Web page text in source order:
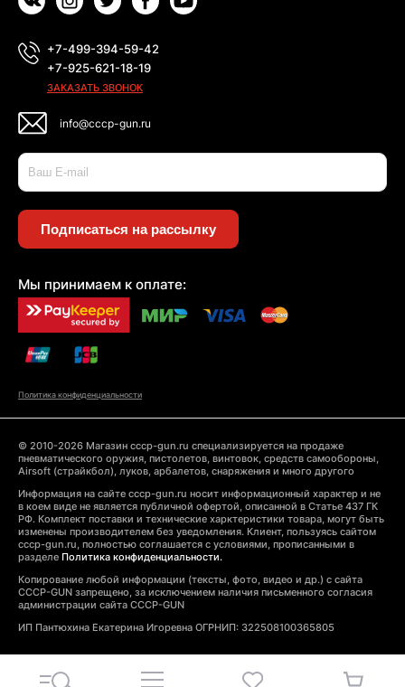
+7-499-394-59-42
+7-925-621-18-19
ЗАКАЗАТЬ ЗВОНОК
info@cccp-gun.ru
Подписаться на рассылку
Мы принимаем к оплате:
Политика конфиденциальности
© 2010-2026 Магазин cccp-gun.ru специализируется на продаже
пневматического оружия, пистолетов, винтовок, средств самообороны,
Airsoft (страйкбол), луков, арбалетов, снаряжения и много другого
Информация на сайте cccp-gun.ru носит информационный характер и не
в коем виде не является публичной офертой, описанной в Статье 437 ГК
РФ. Комплект поставки и технические харктеристики товара, могут быть
изменены производителем без уведомления. Клиент, пользуясь сайтом
cccp-gun.ru, полностью соглашается с условиями, прописанными в
разделе Политика конфиденциальности.
Копирование любой информации (тексты, фото, видео и др.) с сайта
CCCP-GUN запрещено, за исключением наличия письменного согласия
администрации сайта CCCP-GUN
ИП Пантюхина Екатерина Игоревна ОГРНИП: 322508100365805